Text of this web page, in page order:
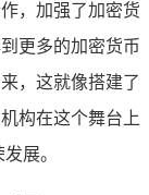
，加强了加密货
更多的加密货币
，这就像搭建了
构在这个舞台上
展。